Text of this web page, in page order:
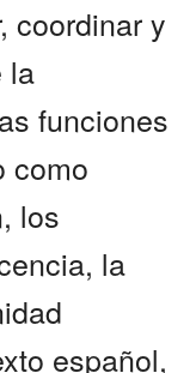
coordinar y
la
funciones
como
los
la
español,